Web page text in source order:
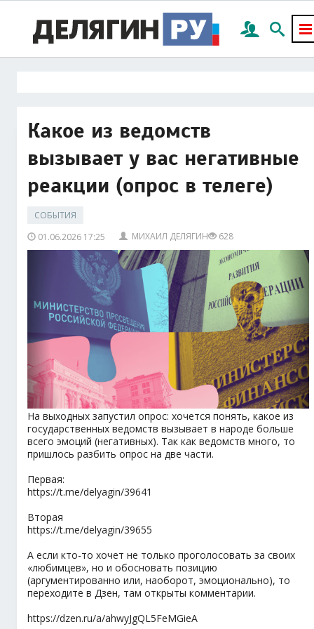
Какое из ведомств
вызывает у вас негативные
реакции (опрос в телеге)
СОБЫТИЯ
01.06.2026 17:25
МИХАИЛ ДЕЛЯГИН 628
На выходных запустил опрос: хочется понять, какое из
государственных ведомств вызывает в народе больше
всего эмоций (негативных). Так как ведомств много, то
пришлось разбить опрос на две части.
Первая:
https://t.me/delyagin/39641
Вторая
https://t.me/delyagin/39655
А если кто-то хочет не только проголосовать за своих
«любимцев», но и обосновать позицию
(аргументированно или, наоборот, эмоционально), то
переходите в Дзен, там открыты комментарии.
https://dzen.ru/a/ahwyJgQL5FeMGieA